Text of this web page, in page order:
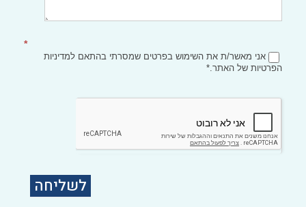
*
אני מאשר/ת את השימוש בפרטים שמסרתי בהתאם למדיניות
הפרטיות של האתר.*
לשליחה